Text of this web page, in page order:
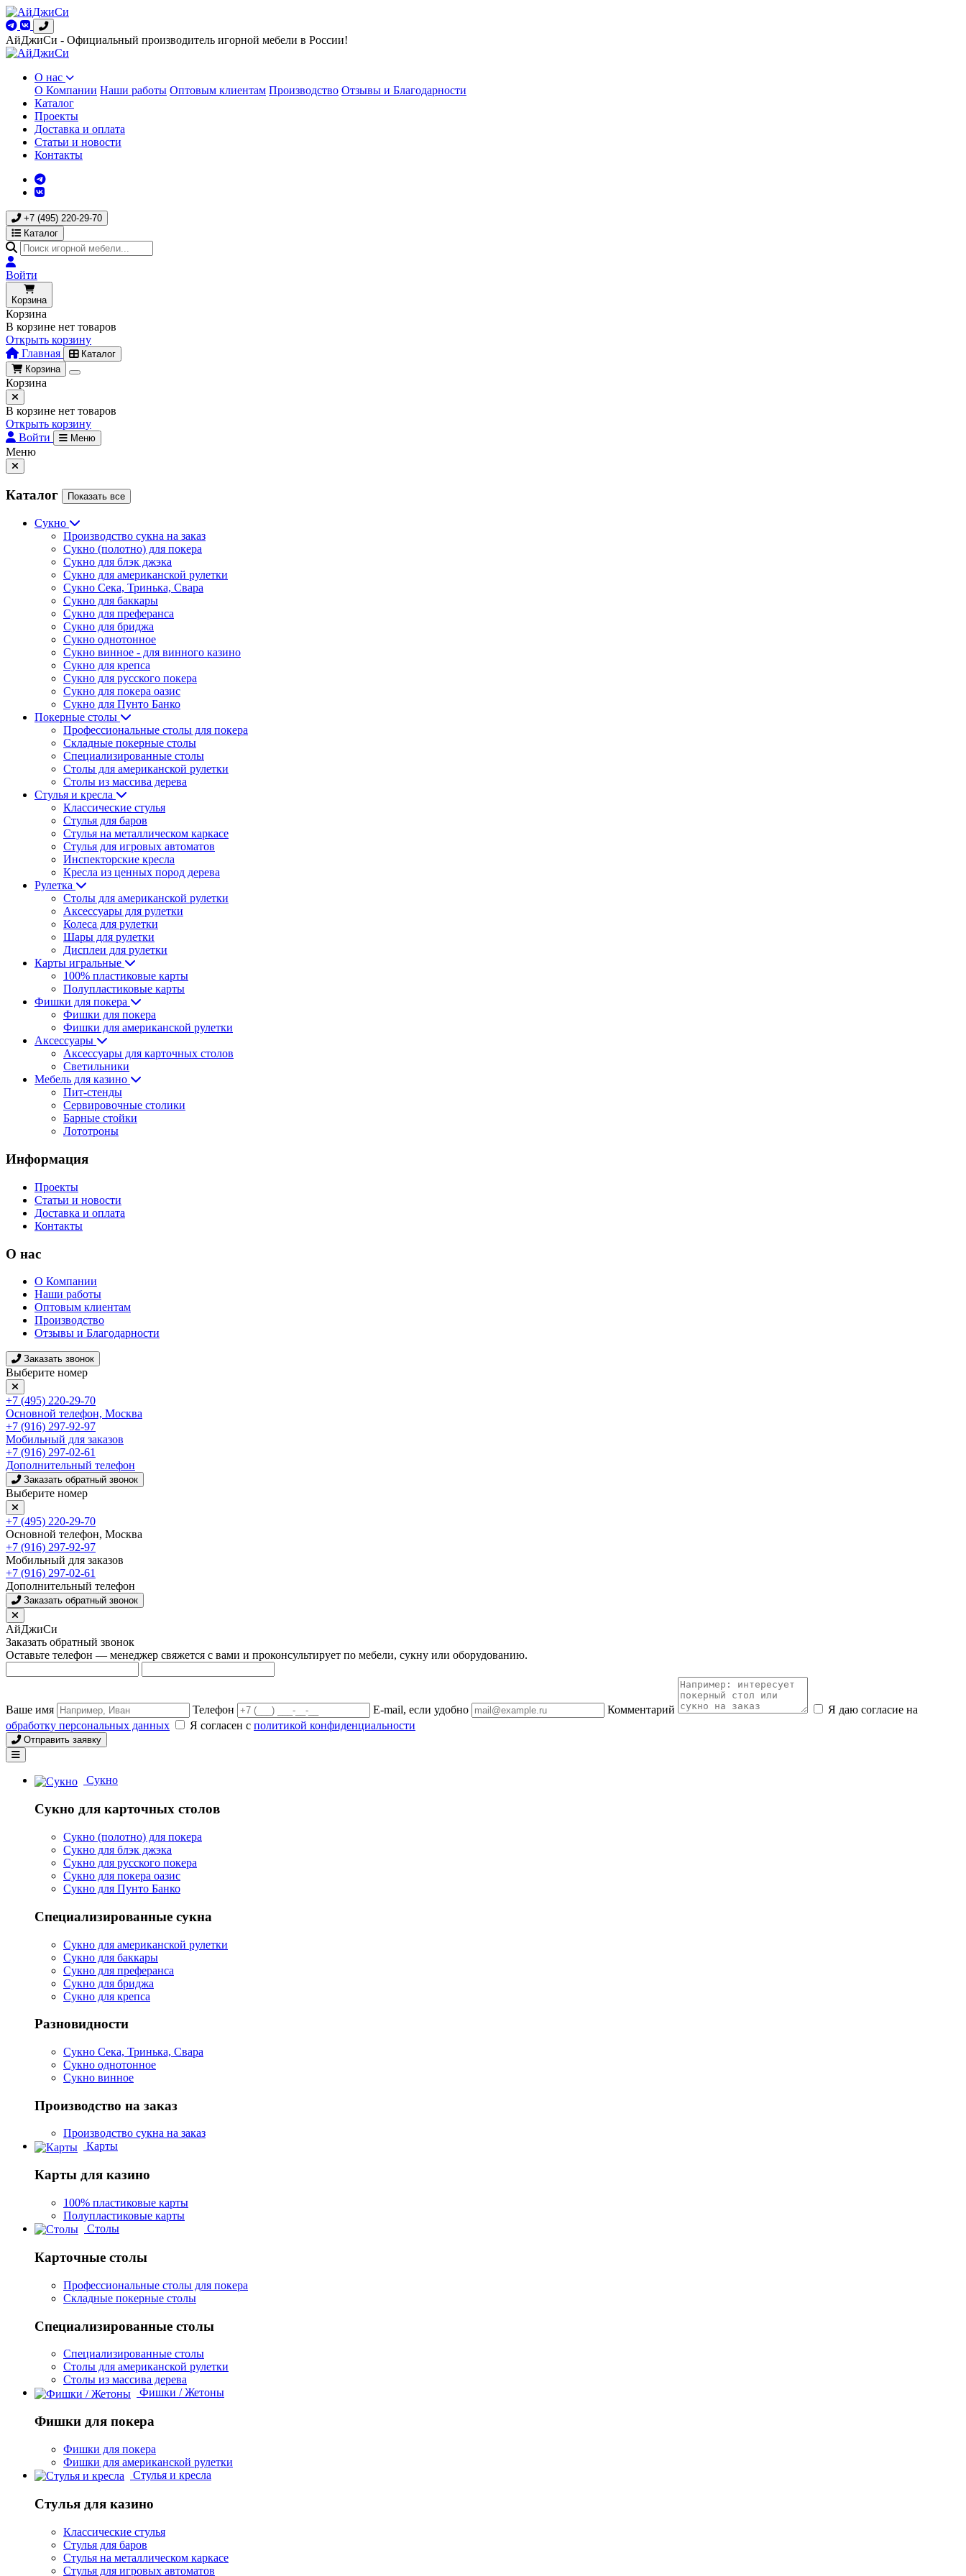
АйДжиСи - Официальный производитель игорной мебели в России!
О нас
О Компании Наши работы Оптовым клиентам Производство Отзывы и Благодарности
Каталог
Проекты
Доставка и оплата
Статьи и новости
Контакты
+7 (495) 220-29-70
Каталог
Войти
Корзина
Корзина
В корзине нет товаров
Открыть корзину
Главная
Каталог
Корзина
Корзина
В корзине нет товаров
Открыть корзину
Войти
Меню
Меню
Каталог Показать все
Сукно
Производство сукна на заказ
Сукно (полотно) для покера
Сукно для блэк джэка
Сукно для американской рулетки
Сукно Сека, Тринька, Свара
Сукно для баккары
Сукно для преферанса
Сукно для бриджа
Сукно однотонное
Сукно винное - для винного казино
Сукно для крепса
Сукно для русского покера
Сукно для покера оазис
Сукно для Пунто Банко
Покерные столы
Профессиональные столы для покера
Складные покерные столы
Специализированные столы
Столы для американской рулетки
Столы из массива дерева
Стулья и кресла
Классические стулья
Стулья для баров
Стулья на металлическом каркасе
Стулья для игровых автоматов
Инспекторские кресла
Кресла из ценных пород дерева
Рулетка
Столы для американской рулетки
Аксессуары для рулетки
Колеса для рулетки
Шары для рулетки
Дисплеи для рулетки
Карты игральные
100% пластиковые карты
Полупластиковые карты
Фишки для покера
Фишки для покера
Фишки для американской рулетки
Аксессуары
Аксессуары для карточных столов
Светильники
Мебель для казино
Пит-стенды
Сервировочные столики
Барные стойки
Лототроны
Информация
Проекты
Статьи и новости
Доставка и оплата
Контакты
О нас
О Компании
Наши работы
Оптовым клиентам
Производство
Отзывы и Благодарности
Заказать звонок
Выберите номер
+7 (495) 220-29-70
Основной телефон, Москва
+7 (916) 297-92-97
Мобильный для заказов
+7 (916) 297-02-61
Дополнительный телефон
Заказать обратный звонок
Выберите номер
+7 (495) 220-29-70
Основной телефон, Москва
+7 (916) 297-92-97
Мобильный для заказов
+7 (916) 297-02-61
Дополнительный телефон
Заказать обратный звонок
АйДжиСи
Заказать обратный звонок
Оставьте телефон — менеджер свяжется с вами и проконсультирует по мебели, сукну или оборудованию.
Ваше имя Телефон E-mail, если удобно Комментарий
Я даю согласие на
обработку персональных данных
Я согласен с политикой конфиденциальности
Отправить заявку
Сукно
Сукно для карточных столов
Сукно (полотно) для покера
Сукно для блэк джэка
Сукно для русского покера
Сукно для покера оазис
Сукно для Пунто Банко
Специализированные сукна
Сукно для американской рулетки
Сукно для баккары
Сукно для преферанса
Сукно для бриджа
Сукно для крепса
Разновидности
Сукно Сека, Тринька, Свара
Сукно однотонное
Сукно винное
Производство на заказ
Производство сукна на заказ
Карты
Карты для казино
100% пластиковые карты
Полупластиковые карты
Столы
Карточные столы
Профессиональные столы для покера
Складные покерные столы
Специализированные столы
Специализированные столы
Столы для американской рулетки
Столы из массива дерева
Фишки / Жетоны
Фишки для покера
Фишки для покера
Фишки для американской рулетки
Стулья и кресла
Стулья для казино
Классические стулья
Стулья для баров
Стулья на металлическом каркасе
Стулья для игровых автоматов